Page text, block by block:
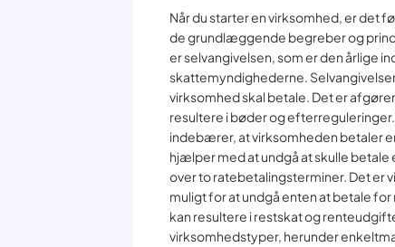
Når du starter en virksomhed, er det
de grundlæggende begreber og
er selvangivelsen, som er den årlige
skattemyndighederne.
virksomhed skal betale. Det er
resultere i bøder og
indebærer, at virksomheden betaler
hjælper med at undgå at skulle
over to ratebetalingsterminer. Det er
muligt for at undgå enten at betale
kan resultere i restskat og
virksomhedstyper, herunder